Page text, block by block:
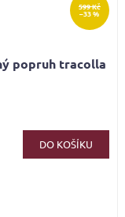
599 Kč
–33 %
popruh tracolla
DO KOŠÍKU